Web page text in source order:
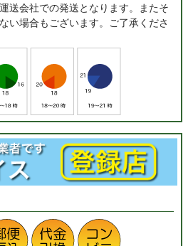
送会社での発送となります。またそ
い場合もございます。ご了承くださ